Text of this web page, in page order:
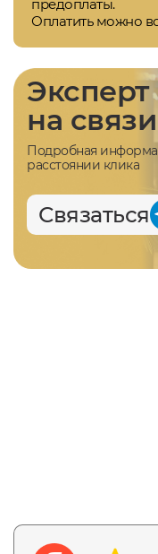
предоплаты.
Оплатить можно
Эксперт
на связи
Подробная
расстоянии клика
Связаться